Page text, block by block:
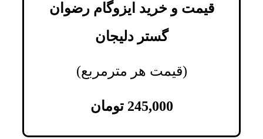
قیمت و خرید ایزوگام رضوان
گستر دلیجان
(قیمت هر مترمربع)
245,000 تومان